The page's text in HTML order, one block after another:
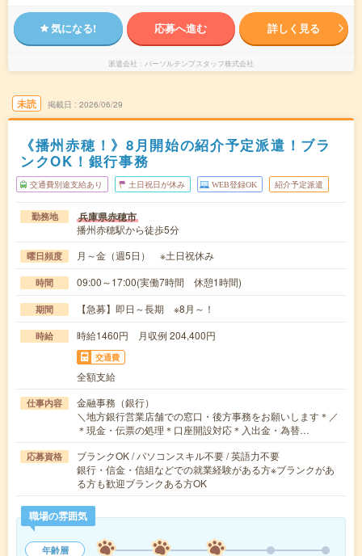
気になる! 応募へ進む 詳しく見る
派遣会社 パーソルテンプスタッフ株式会社
未読 掲載日 2026/06/29
《播州赤穂！》8月開始の紹介予定派遣！ブラ
ンクOK！銀行事務
交通費別途支給あり 土日祝日が休み WEB登録OK 紹介予定派遣
勤務地 兵庫県赤穂市
播州赤穂駅から徒歩5分
曜日頻度 月～金（週5日） ※土日祝休み
時間 09:00～17:00(実働7時間 休憩1時間)
期間 【急募】即日～長期 ※8月～！
時給 時給1460円 月収例 204,400円
交通費
全額支給
仕事内容
金融事務（銀行）
＼地方銀行営業店舗での窓口・後方事務をお願いします＊／
＊現金・伝票の処理＊口座開設対応＊入出金・為替…
応募資格
ブランクOK / パソコンスキル不要 / 英語力不要
銀行・信金・信組などでの就業経験がある方※ブランクがあ
る方も歓迎ブランクある方OK
職場の雰囲気
年齢層